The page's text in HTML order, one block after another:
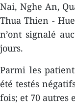
Nai, Nghe An,
Thua Thien -
n’ont signalé
jours.
Parmi les
été testés
fois; et 70 autres